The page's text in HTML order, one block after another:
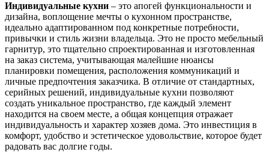
Индивидуальные кухни – это апогей функциональности и
дизайна, воплощение мечты о кухонном пространстве,
идеально адаптированном под конкретные потребности,
привычки и стиль жизни владельца. Это не просто мебельный
гарнитур, это тщательно спроектированная и изготовленная
на заказ система, учитывающая малейшие нюансы
планировки помещения, расположения коммуникаций и
личные предпочтения заказчика. В отличие от стандартных,
серийных решений, индивидуальные кухни позволяют
создать уникальное пространство, где каждый элемент
находится на своем месте, а общая концепция отражает
индивидуальность и характер хозяев дома. Это инвестиция в
комфорт, удобство и эстетическое удовольствие, которое будет
радовать вас долгие годы.